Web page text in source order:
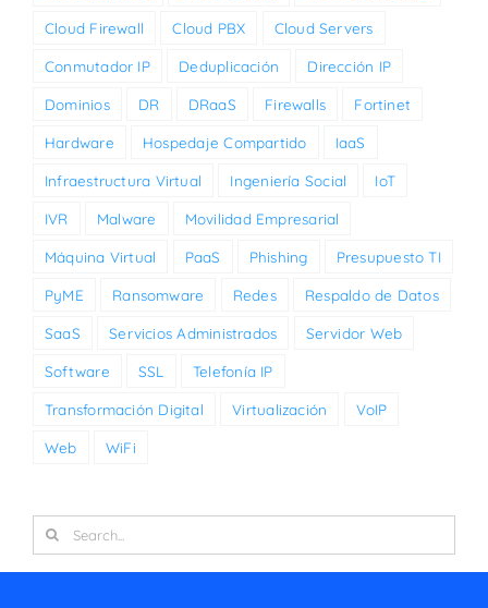
Cloud Firewall Cloud PBX Cloud Servers
Conmutador IP Deduplicación Dirección IP
Dominios DR DRaaS Firewalls Fortinet
Hardware Hospedaje Compartido IaaS
Infraestructura Virtual Ingeniería Social IoT
IVR Malware Movilidad Empresarial
Máquina Virtual PaaS Phishing Presupuesto TI
PyME Ransomware Redes Respaldo de Datos
SaaS Servicios Administrados Servidor Web
Software SSL Telefonía IP
Transformación Digital Virtualización VoIP
Web WiFi
Search
for: